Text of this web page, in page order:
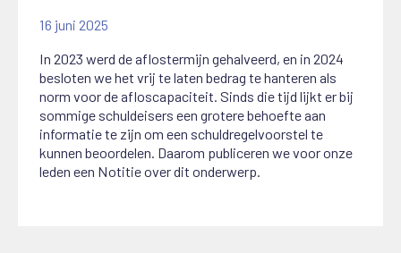
16 juni 2025
In 2023 werd de aflostermijn gehalveerd, en in 2024
besloten we het vrij te laten bedrag te hanteren als
norm voor de afloscapaciteit. Sinds die tijd lijkt er bij
sommige schuldeisers een grotere behoefte aan
informatie te zijn om een schuldregelvoorstel te
kunnen beoordelen. Daarom publiceren we voor onze
leden een Notitie over dit onderwerp.